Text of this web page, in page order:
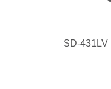
SD-431LV